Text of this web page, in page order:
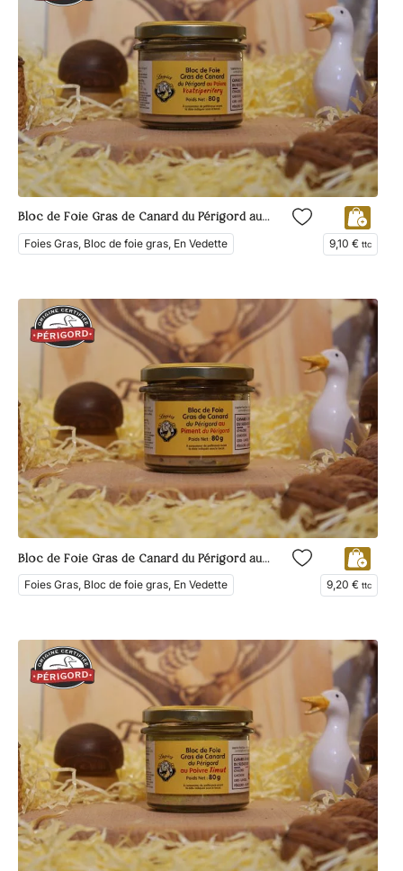
Bloc de Foie Gras de Canard du Périgord au Poivre de Voatsiperifery
Foies Gras, Bloc de foie gras, En Vedette 9,10 € ttc
Bloc de Foie Gras de Canard du Périgord au Piment du Périgord
Foies Gras, Bloc de foie gras, En Vedette 9,20 € ttc